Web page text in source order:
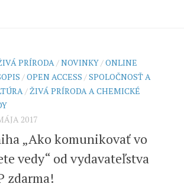
PRÍRODA /NOVINKY /ONLINE
/OPEN ACCESS /SPOLOČNOSŤ A
/ŽIVÁ PRÍRODA A CHEMICKÉ
2017
„Ako komunikovať vo
vedy“ od vydavateľstva
zdarma!